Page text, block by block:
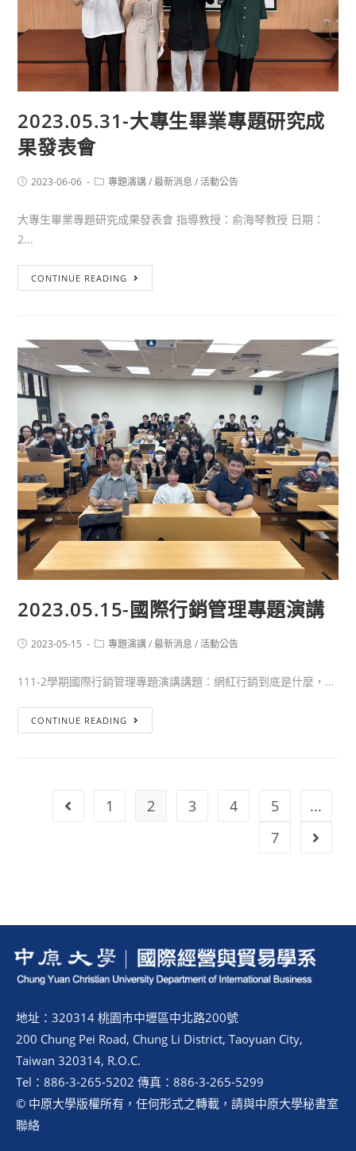
2023.05.31-大專生畢業專題研究成
果發表會
2023-06-06 專題演講 / 最新消息 / 活動公告
大專生畢業專題研究成果發表會 指導教授：俞海琴教授 日期：
2...
CONTINUE READING
2023.05.15-國際行銷管理專題演講
2023-05-15 專題演講 / 最新消息 / 活動公告
111-2學期國際行銷管理專題演講講題：網紅行銷到底是什麼，...
CONTINUE READING
1 2 3 4 5
...
7
地址：320314 桃園市中壢區中北路200號
200 Chung Pei Road, Chung Li District, Taoyuan City,
Taiwan 320314, R.O.C.
Tel：886-3-265-5202 傳真：886-3-265-5299
© 中原大學版權所有，任何形式之轉載，請與中原大學秘書室
聯絡